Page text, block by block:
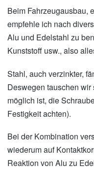
Beim Fahrzeugausbau,
empfehle ich nach
Alu und Edelstahl zu
Kunststoff usw., also
Stahl, auch verzinkter,
Deswegen tauschen
möglich ist, die
Festigkeit achten).
Bei der Kombination
wiederum auf
Reaktion von Alu zu